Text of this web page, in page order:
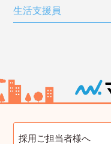
生活支援員
採用ご担当者様へ